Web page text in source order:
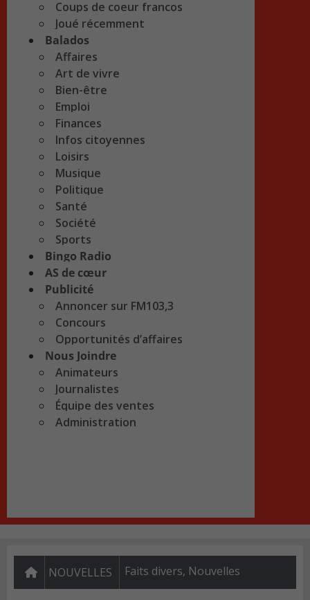
Coups de coeur francos
Joué récemment
Balados
Affaires
Art de vivre
Bien-être
Emploi
Finances
Infos citoyennes
Loisirs
Musique
Politique
Santé
Société
Sports
Bingo Radio
AS de cœur
Publicité
Annoncer sur FM103,3
Concours
Opportunités d’affaires
Nous Joindre
Animateurs
Journalistes
Équipe des ventes
Administration
NOUVELLES Faits divers, Nouvelles